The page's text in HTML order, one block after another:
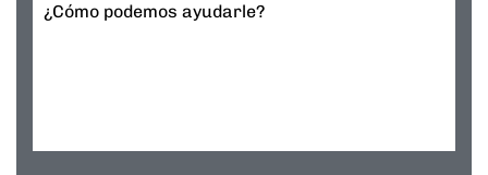
¿Cómo podemos ayudarle?